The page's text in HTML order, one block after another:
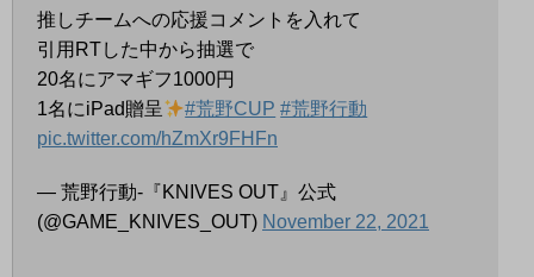
推しチームへの応援コメントを入れて
引用RTした中から抽選で
20名にアマギフ1000円
1名にiPad贈呈
#荒野CUP #荒野行動
pic.twitter.com/hZmXr9FHFn
— 荒野行動-『KNIVES OUT』公式
(@GAME_KNIVES_OUT) November 22, 2021